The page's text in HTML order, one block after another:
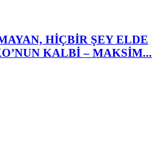
HİÇBİR ŞEY ELDE
KALBİ – MAKSİM...